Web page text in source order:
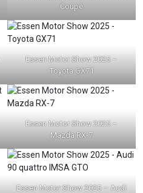
Coupe
Essen Motor Show 2025 –
Toyota GX71
Essen Motor Show 2025 –
Mazda RX-7
Essen Motor Show 2025 – Audi